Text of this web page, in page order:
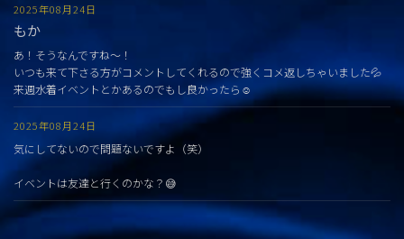
2025年08月24日
もか
あ！そうなんですね〜！
いつも来て下さる方がコメントしてくれるので強くコメ返しちゃいました💦
来週水着イベントとかあるのでもし良かったら☺️
2025年08月24日
気にしてないので問題ないですよ（笑）
イベントは友達と行くのかな？😅